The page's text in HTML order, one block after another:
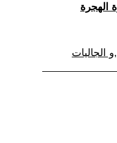
الهجرة
الجاليات